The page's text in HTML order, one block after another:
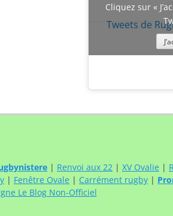
Tweets de
Cliquez sur «
| Renvoi aux 22 | XV Ovalie |
| Fenêtre Ovale | Carrément rugby |
Le Blog Non-Officiel